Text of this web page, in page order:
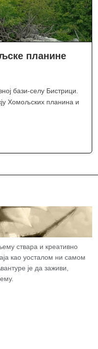
планине
бази-селу Бистрици.
Хомољских планина и
ствара и креативно
као уосталом ни самом
је да заживи,